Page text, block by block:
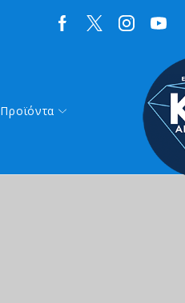
Προϊόντα